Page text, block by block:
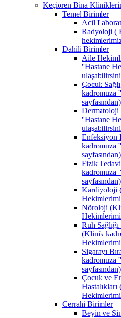
Keçiören Bina
Temel Birimler
Acil
Radyoloji (
Dahili Birimler
Aile
''Hastane
Çocuk
kadromuza
Dermatoloji
''Hastane
Enfeksiyon
kadromuza
Fizik
kadromuza
Kardiyoloji
Nöroloji
Ruh
(Klinik
Sigarayı
kadromuza
Çocuk ve
Cerrahi Birimler
Beyin ve